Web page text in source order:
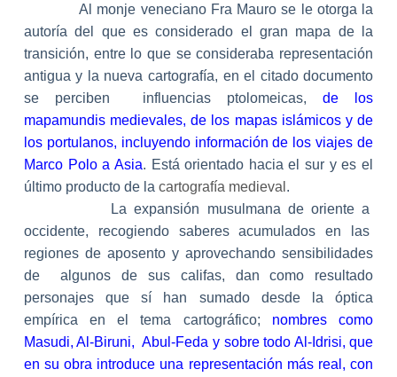
Al monje veneciano Fra Mauro se le otorga la
autoría del que es considerado el gran mapa de la
transición, entre lo que se consideraba representación
antigua y la nueva cartografía, en el citado documento
se perciben
influencias ptolomeicas, de los
mapamundis medievales, de los mapas islámicos y de
los portulanos, incluyendo información de los viajes de
Marco Polo a Asia. Está orientado hacia el sur y es el
último producto de la cartografía medieval .
La expansión musulmana de oriente a
occidente, recogiendo saberes acumulados en las
regiones de aposento y aprovechando sensibilidades
de
algunos de sus califas, dan como resultado
personajes que sí han sumado desde la óptica
empírica en el tema cartográfico; nombres como
Masudi, Al-Biruni, Abul-Feda y sobre todo Al-Idrisi, que
en su obra introduce una representación más real, con